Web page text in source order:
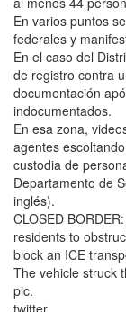
En varios puntos
federales y
En el caso del
de registro contra
documentación
indocumentados.
En esa zona,
agentes
custodia de
Departamento de
inglés).
CLOSED
residents to
block an ICE
The vehicle struck
pic.
twitter.